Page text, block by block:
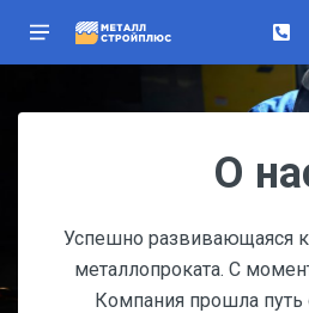
О
Успешно развивающаяся
металлопроката. С
Компания прошла путь